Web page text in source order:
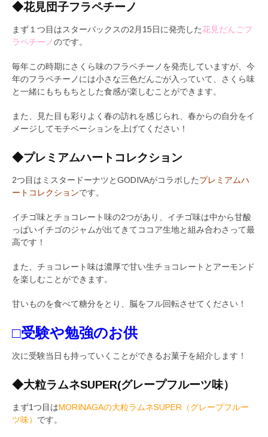
◆花見団子フラペチーノ
まず１つ目はスターバックスの2月15日に発売した花見だんごフ
ラペチーノのです。
毎年この時期にさくら味のフラペチーノを発売していますが、今
年のフラペチーノには小さな三色だんごが入っていて、さくら味
と一緒にもちもちとした食感が楽しむことができます。
また、見た目も彩りよく春の訪れを感じられ、春からの自分をイ
メージしてモチベーションを上げてください！
◆プレミアムハートコレクション
2つ目はミスタードーナツとGODIVAがコラボしたプレミアムハ
ートコレクションです。
イチゴ味とチョコレート味の2つがあり、イチゴ味は中から甘酸
っぱいイチゴのジャムが出てきてココア生地と組み合わさって最
高です！
また、チョコレート味は濃厚で甘い生チョコレートとアーモンド
を楽しむことができます。
甘いものを食べて糖分をとり、脳をフル回転させてください！
□受験や勉強のお供
次に受験当日も持っていくことができるお菓子を紹介します！
◆大粒ラムネSUPER(グレープフルーツ味）
まず1つ目はMORINAGAの大粒ラムネSUPER（グレープフルー
ツ味） です。